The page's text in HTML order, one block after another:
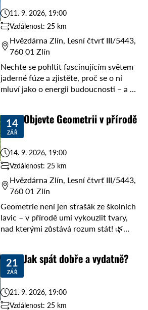
11. 9. 2026, 19:00
Vzdálenost: 25 km
Hvězdárna Zlín, Lesní čtvrť III/5443,
760 01 Zlín
Nechte se pohltit fascinujícím světem
jaderné fúze a zjistěte, proč se o ní
mluví jako o energii budoucnosti – a to
14
ZÁŘ
Objevte Geometrii v přírodě
14. 9. 2026, 19:00
Vzdálenost: 25 km
Hvězdárna Zlín, Lesní čtvrť III/5443,
760 01 Zlín
Geometrie není jen strašák ze školních
lavic – v přírodě umí vykouzlit tvary,
nad kterými zůstává rozum stát! 🌿
21
ZÁŘ
Jak spát dobře a vydatně?
21. 9. 2026, 19:00
Vzdálenost: 25 km